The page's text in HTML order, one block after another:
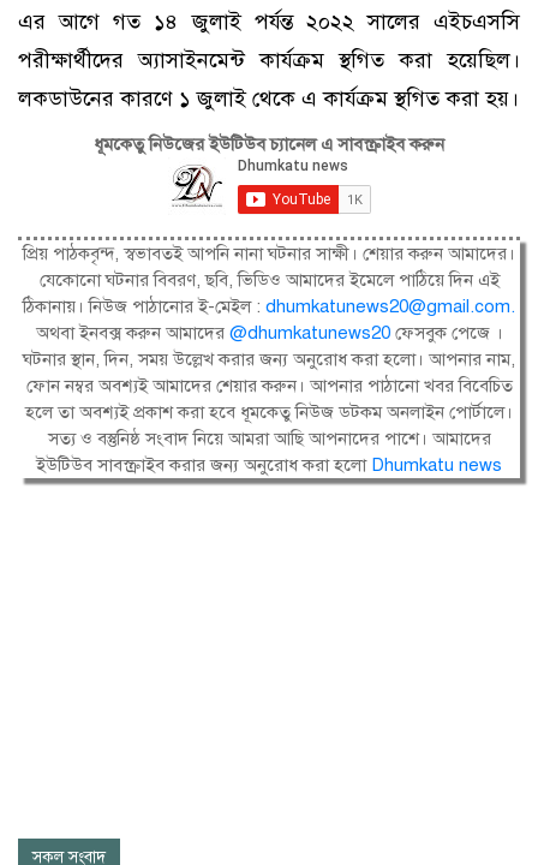
এর আগে গত ১৪ জুলাই পর্যন্ত ২০২২ সালের এইচএসসি
পরীক্ষার্থীদের অ্যাসাইনমেন্ট কার্যক্রম স্থগিত করা হয়েছিল।
লকডাউনের কারণে ১ জুলাই থেকে এ কার্যক্রম স্থগিত করা হয়।
ধূমকেতু নিউজের ইউটিউব চ্যানেল এ সাবস্ক্রাইব করুন
প্রিয় পাঠকবৃন্দ, স্বভাবতই আপনি নানা ঘটনার সাক্ষী। শেয়ার করুন আমাদের।
যেকোনো ঘটনার বিবরণ, ছবি, ভিডিও আমাদের ইমেলে পাঠিয়ে দিন এই
ঠিকানায়। নিউজ পাঠানোর ই-মেইল : dhumkatunews20@gmail.com.
অথবা ইনবক্স করুন আমাদের@dhumkatunews20 ফেসবুক পেজে ।
ঘটনার স্থান, দিন, সময় উল্লেখ করার জন্য অনুরোধ করা হলো। আপনার নাম,
ফোন নম্বর অবশ্যই আমাদের শেয়ার করুন। আপনার পাঠানো খবর বিবেচিত
হলে তা অবশ্যই প্রকাশ করা হবে ধূমকেতু নিউজ ডটকম অনলাইন পোর্টালে।
সত্য ও বস্তুনিষ্ঠ সংবাদ নিয়ে আমরা আছি আপনাদের পাশে। আমাদের
ইউটিউব সাবস্ক্রাইব করার জন্য অনুরোধ করা হলো Dhumkatu news
সকল সংবাদ